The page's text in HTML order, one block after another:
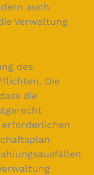
auch
Verwaltung
des
Die
die